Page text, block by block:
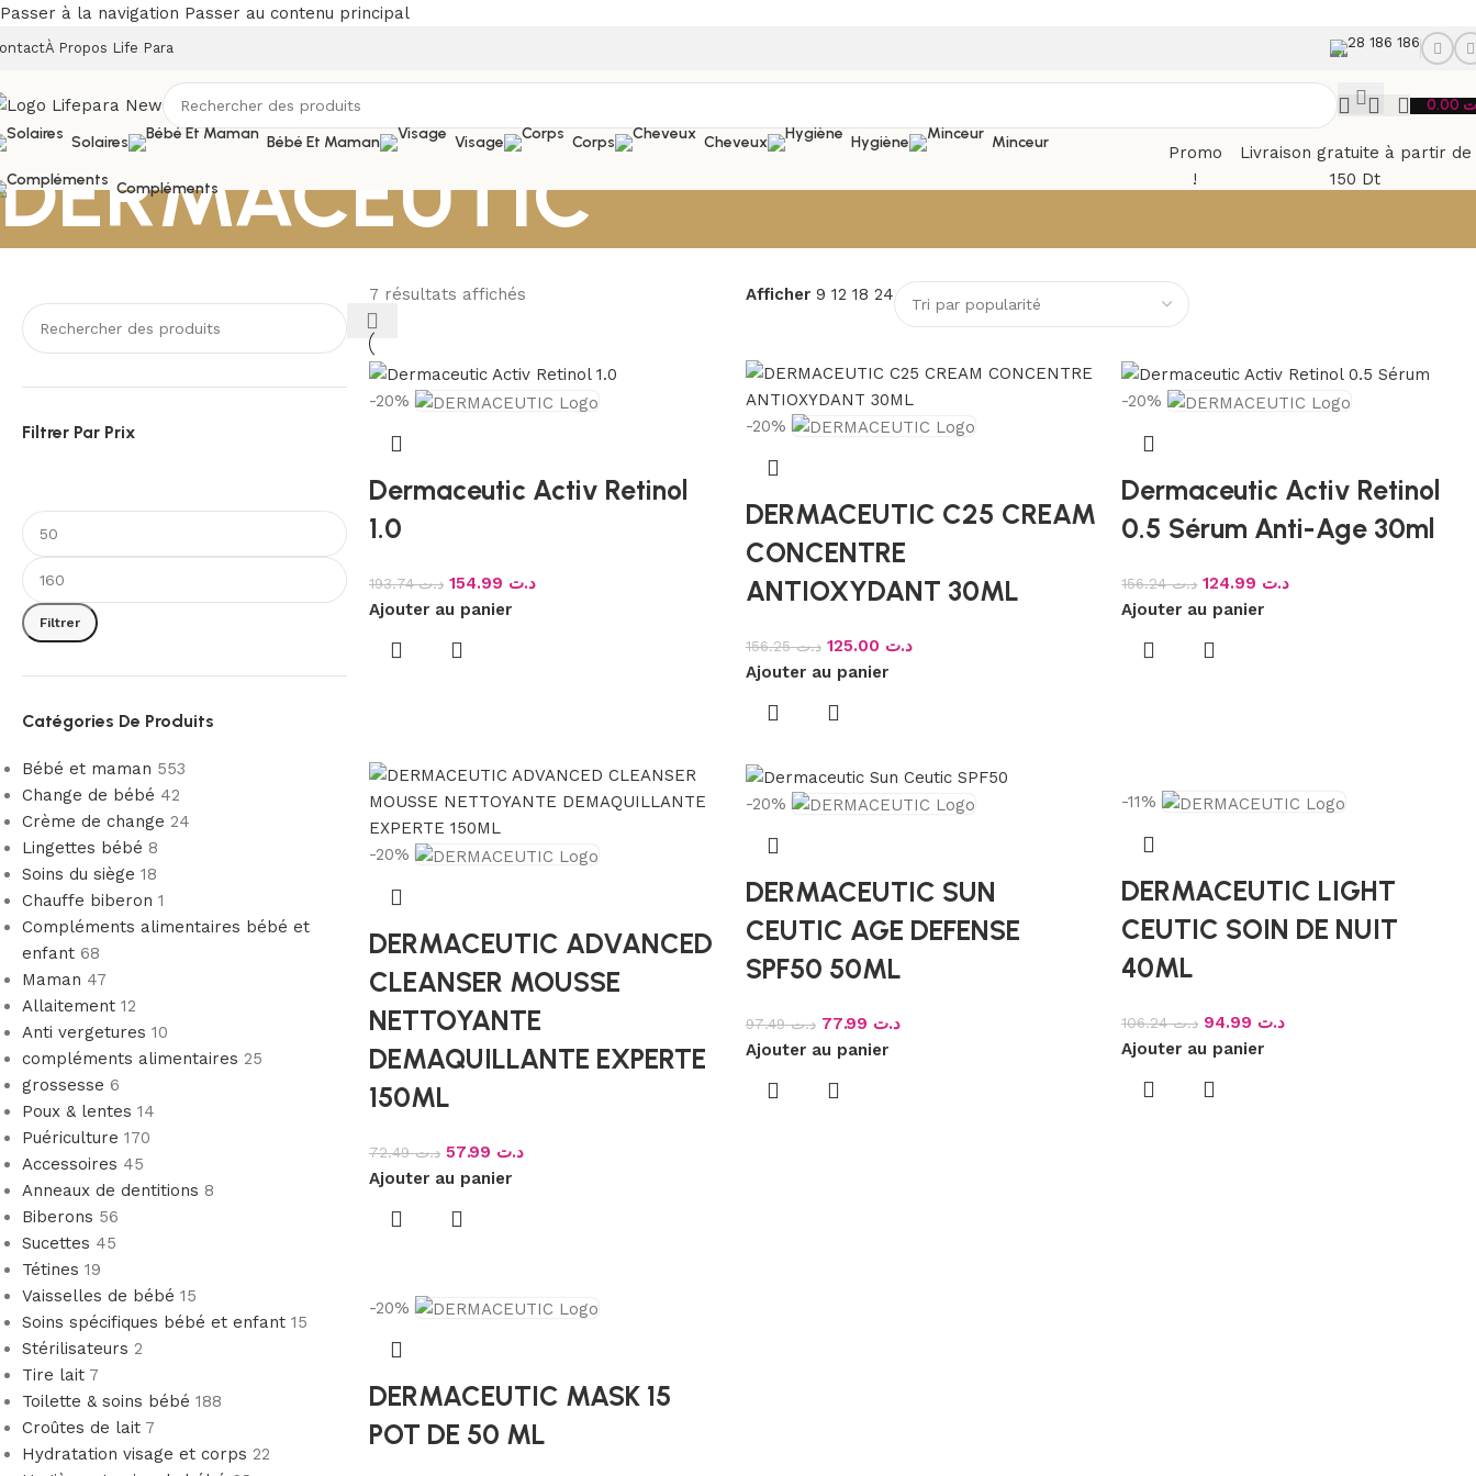
Passer à la navigation Passer au contenu principal
À Propos Life Para 28 186 186
Solaires
Bébé Et Maman Visage Corps Cheveux Hygiène Minceur
Compléments
Promo
!
Livraison gratuite à partir de
150 Dt
DERMACEUTIC
Filtrer Par Prix
Filtrer
Catégories De Produits
Bébé et maman 553
Change de bébé 42
Crème de change 24
Lingettes bébé 8
Soins du siège 18
Chauffe biberon 1
Compléments alimentaires bébé et
enfant 68
Maman 47
Allaitement 12
Anti vergetures 10
compléments alimentaires 25
grossesse 6
Poux & lentes 14
Puériculture 170
Accessoires 45
Anneaux de dentitions 8
Biberons 56
Sucettes 45
Tétines 19
Vaisselles de bébé 15
Soins spécifiques bébé et enfant 15
Stérilisateurs 2
Tire lait 7
Toilette & soins bébé 188
Croûtes de lait 7
Hydratation visage et corps 22
7 résultats affichés Afficher 9 12 18 24
-20%
Dermaceutic Activ Retinol
1.0
د.ت193.74 د.ت
Ajouter au panier
-20%
DERMACEUTIC C25 CREAM
CONCENTRE
ANTIOXYDANT 30ML
د.ت156.25 د.ت
Ajouter au panier
-20%
Dermaceutic Activ Retinol
0.5 Sérum Anti-Age 30ml
د.ت156.24 د.ت
Ajouter au panier
-20%
DERMACEUTIC ADVANCED
CLEANSER MOUSSE
NETTOYANTE
DEMAQUILLANTE EXPERTE
150ML
د.ت72.49 د.ت
Ajouter au panier
-20%
DERMACEUTIC SUN
CEUTIC AGE DEFENSE
SPF50 50ML
د.ت97.49 د.ت
Ajouter au panier
-11%
DERMACEUTIC LIGHT
CEUTIC SOIN DE NUIT
40ML
د.ت106.24 د.ت
Ajouter au panier
-20%
DERMACEUTIC MASK 15
POT DE 50 ML